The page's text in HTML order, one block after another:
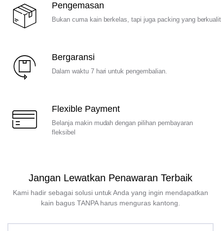
Pengemasan
Bukan cuma kain berkelas, tapi juga packing yang
Bergaransi
Dalam waktu 7 hari untuk pengembalian.
Flexible Payment
Belanja makin mudah dengan pilihan pembayaran
fleksibel
Jangan Lewatkan Penawaran Terbaik
Kami hadir sebagai solusi untuk Anda yang ingin mendapatkan
kain bagus TANPA harus menguras kantong.